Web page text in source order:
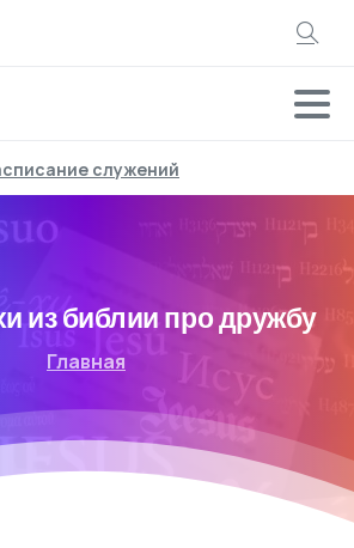
служений
из библии про дружбу
Главная